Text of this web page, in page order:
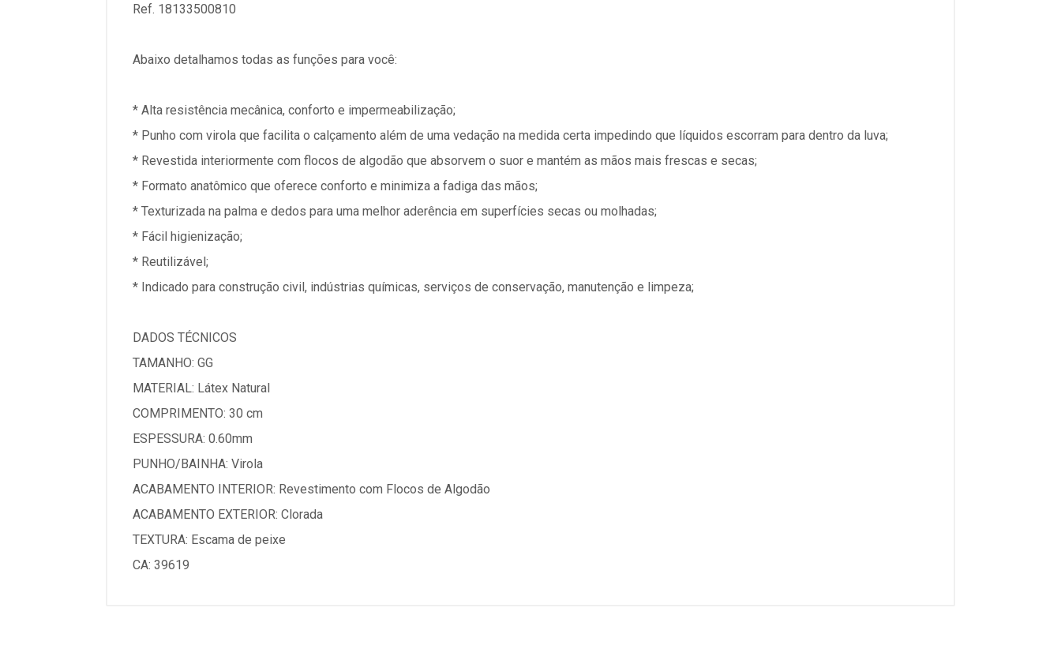
Ref. 18133500810
Abaixo detalhamos todas as funções para você:
* Alta resistência mecânica, conforto e impermeabilização;
* Punho com virola que facilita o calçamento além de uma vedação na medida certa impedindo que líquidos escorram para dentro da luva;
* Revestida interiormente com flocos de algodão que absorvem o suor e mantém as mãos mais frescas e secas;
* Formato anatômico que oferece conforto e minimiza a fadiga das mãos;
* Texturizada na palma e dedos para uma melhor aderência em superfícies secas ou molhadas;
* Fácil higienização;
* Reutilizável;
* Indicado para construção civil, indústrias químicas, serviços de conservação, manutenção e limpeza;
DADOS TÉCNICOS
TAMANHO: GG
MATERIAL: Látex Natural
COMPRIMENTO: 30 cm
ESPESSURA: 0.60mm
PUNHO/BAINHA: Virola
ACABAMENTO INTERIOR: Revestimento com Flocos de Algodão
ACABAMENTO EXTERIOR: Clorada
TEXTURA: Escama de peixe
CA: 39619